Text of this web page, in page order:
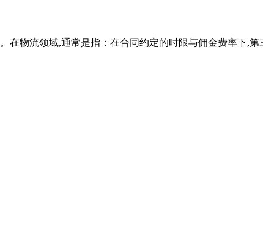
物流领域,通常是指：在合同约定的时限与佣金费率下,第